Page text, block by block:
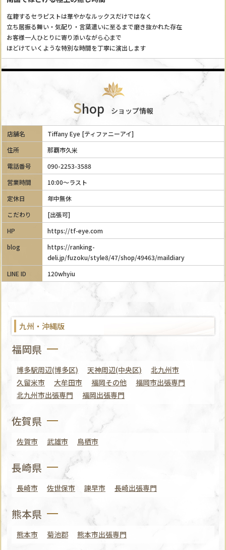
在籍するセラピストは華やかなルックスだけではなく
立ち居振る舞い・気配り・言葉遣いに至るまで磨き抜かれた存在
お客様一人ひとりに寄り添いながら心まで
ほどけていくような特別な時間を丁寧に演出します
Shop ショップ情報
店舗名
Tiffany Eye [ティファニーアイ]
住所
那覇市久米
電話番号
090-2253-3588
営業時間
10:00～ラスト
定休日
年中無休
こだわり
[出張可]
HP
https://tf-eye.com
blog
https://ranking-
deli.jp/fuzoku/style8/47/shop/49463/maildiary
LINE ID
120whyiu
九州・沖縄版
福岡県
博多駅周辺(博多区) 天神周辺(中央区)
北九州市
久留米市
大牟田市 福岡その他
福岡市出張専門
北九州市出張専門
福岡出張専門
佐賀県
佐賀市 武雄市 鳥栖市
長崎県
長崎市 佐世保市 諫早市 長崎出張専門
熊本県
熊本市 菊池郡 熊本市出張専門